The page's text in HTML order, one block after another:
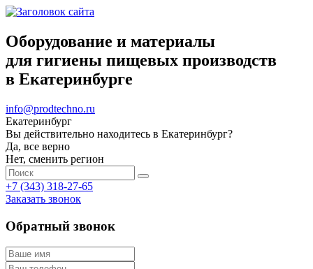
Оборудование и материалы
для гигиены пищевых производств
в Екатеринбурге
info@prodtechno.ru
Екатеринбург
Вы действительно находитесь в Екатеринбург?
Да, все верно
Нет, сменить регион
+7 (343) 318-27-65
Заказать звонок
Обратный звонок